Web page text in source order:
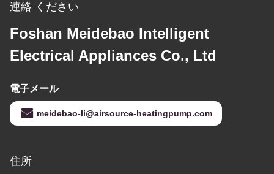
連絡 ください
Foshan Meidebao Intelligent
Electrical Appliances Co., Ltd
電子メール
meidebao-li@airsource-heatingpump.com
住所